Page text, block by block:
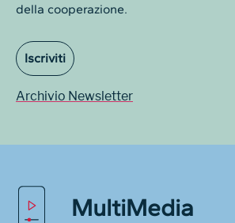
della cooperazione.
Iscriviti
Archivio Newsletter
MultiMedia